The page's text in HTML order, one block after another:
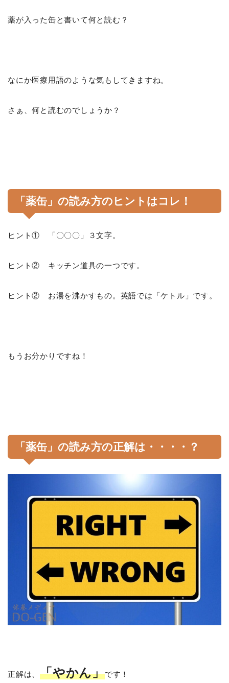
薬が入った缶と書いて何と読む？
なにか医療用語のような気もしてきますね。
さぁ、何と読むのでしょうか？
「薬缶」の読み方のヒントはコレ！
ヒント① 「〇〇〇」３文字。
ヒント② キッチン道具の一つです。
ヒント② お湯を沸かすもの。英語では「ケトル」です。
もうお分かりですね！
「薬缶」の読み方の正解は・・・・？
正解は、「やかん」です！